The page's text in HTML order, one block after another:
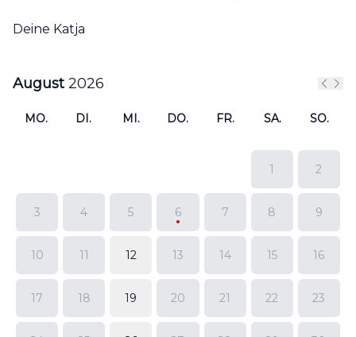
Deine Katja
August2026
MO. DI. MI. DO. FR. SA. SO.
1 2
3 4 5 6 7 8 9
10 11 12 13 14 15 16
17 18 19 20 21 22 23